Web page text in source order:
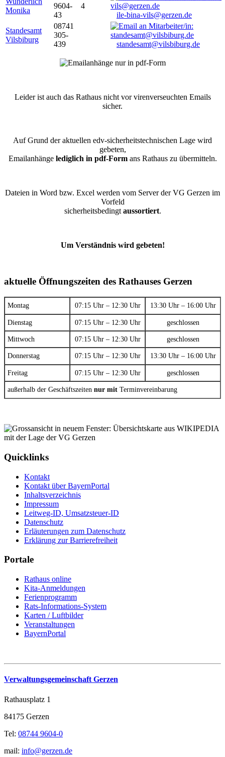
Monika
9604-
43
4
ile-bina-vils@gerzen.de
Standesamt
Vilsbiburg
08741
305-
439
standesamt@vilsbiburg.de
Leider ist auch das Rathaus nicht vor virenverseuchten Emails
sicher.
Auf Grund der aktuellen edv-sicherheitstechnischen Lage wird
gebeten,
Emailanhänge lediglich in pdf-Formans Rathaus zu übermitteln.
Dateien in Word bzw. Excel werden vom Server der VG Gerzen im
Vorfeld
sicherheitsbedingt aussortiert.
Um Verständnis wird gebeten!
aktuelle Öffnungszeiten des Rathauses Gerzen
Montag 07:15 Uhr – 12:30 Uhr 13:30 Uhr – 16:00 Uhr
Dienstag 07:15 Uhr – 12:30 Uhr geschlossen
Mittwoch 07:15 Uhr – 12:30 Uhr geschlossen
Donnerstag 07:15 Uhr – 12:30 Uhr 13:30 Uhr – 16:00 Uhr
Freitag 07:15 Uhr – 12:30 Uhr geschlossen
außerhalb der Geschäftszeiten nur mit Terminvereinbarung
Quicklinks
Kontakt
Kontakt über BayernPortal
Inhaltsverzeichnis
Impressum
Leitweg-ID, Umsatzsteuer-ID
Datenschutz
Erläuterungen zum Datenschutz
Erklärung zur Barrierefreiheit
Portale
Rathaus online
Kita-Anmeldungen
Ferienprogramm
Rats-Informations-System
Karten / Luftbilder
Veranstaltungen
BayernPortal
Verwaltungsgemeinschaft Gerzen
Rathausplatz 1
84175 Gerzen
Tel: 08744 9604-0
mail: info@gerzen.de